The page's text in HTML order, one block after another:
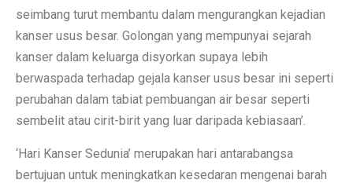
seimbang turut membantu dalam mengurangkan kejadian
kanser usus besar. Golongan yang mempunyai sejarah
kanser dalam keluarga disyorkan supaya lebih
berwaspada terhadap gejala kanser usus besar ini seperti
perubahan dalam tabiat pembuangan air besar seperti
sembelit atau cirit-birit yang luar daripada kebiasaan’.
‘Hari Kanser Sedunia’ merupakan hari antarabangsa
bertujuan untuk meningkatkan kesedaran mengenai barah